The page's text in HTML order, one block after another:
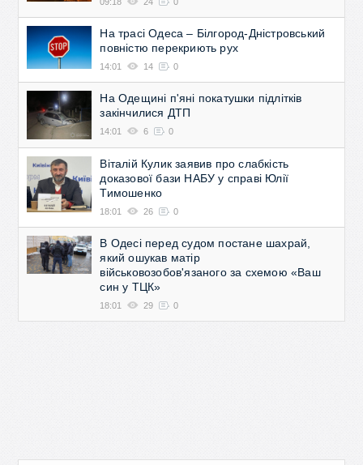
На трасі Одеса – Білгород-Дністровський
повністю перекриють рух
14:01 14 0
На Одещині п'яні покатушки підлітків
закінчилися ДТП
14:01 6 0
Віталій Кулик заявив про слабкість
доказової бази НАБУ у справі Юлії
Тимошенко
18:01 26 0
В Одесі перед судом постане шахрай,
який ошукав матір
військовозобов'язаного за схемою «Ваш
син у ТЦК»
18:01 29 0